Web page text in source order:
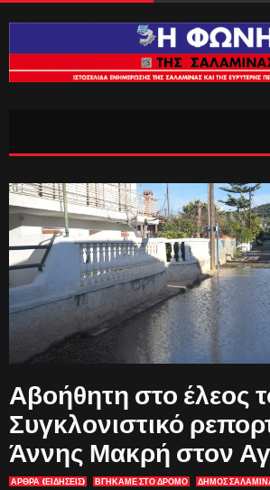
Αβοήθητη στο έλεος
Συγκλονιστικό
Άννης Μακρή στον
ΑΡΘΡΑ (ΕΙΔΗΣΕΙΣ) ΒΓΉΚΑΜΕ ΣΤΟ ΔΡΌΜΟ ΔΗΜΟΣ